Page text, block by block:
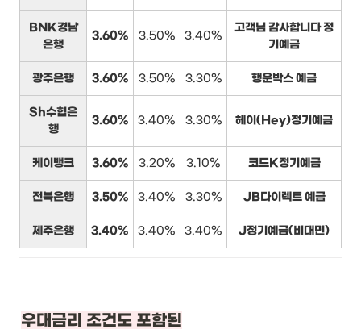
BNK경남
은행
3.60% 3.50% 3.40%
고객님 감사합니다 정
기예금
광주은행 3.60% 3.50% 3.30% 행운박스 예금
Sh수협은
행
3.60% 3.40% 3.30% 헤이(Hey)정기예금
케이뱅크 3.60% 3.20% 3.10% 코드K정기예금
전북은행 3.50% 3.40% 3.30% JB다이렉트 예금
제주은행 3.40% 3.40% 3.40% J정기예금(비대면)